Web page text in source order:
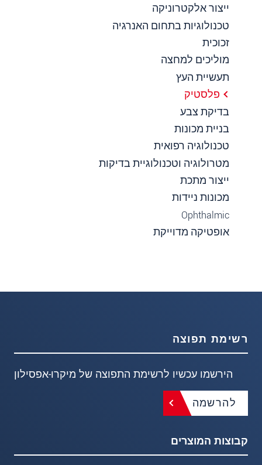
ייצור אלקטרוניקה
טכנולוגיות בתחום האנרגיה
זכוכית
מוליכים למחצה
תעשיית העץ
פלסטיק
בדיקת צבע
בניית מכונות
טכנולוגיה רפואית
מטרולוגיה וטכנולוגיית בדיקות
ייצור מתכת
מכונות ניידות
Ophthalmic
אופטיקה מדוייקת
רשימת תפוצה
הירשמו עכשיו לרשימת התפוצה של מיקרו-אפסילון
להרשמה
קבוצות המוצרים